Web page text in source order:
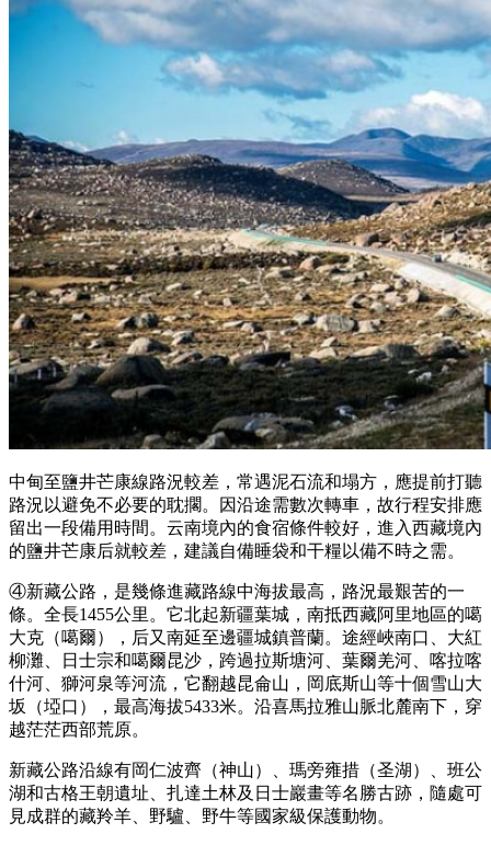
中甸至鹽井芒康線路況較差，常遇泥石流和塌方，應提前打聽
路況以避免不必要的耽擱。因沿途需數次轉車，故行程安排應
留出一段備用時間。云南境內的食宿條件較好，進入西藏境內
的鹽井芒康后就較差，建議自備睡袋和干糧以備不時之需。
④新藏公路，是幾條進藏路線中海拔最高，路況最艱苦的一
條。全長1455公里。它北起新疆葉城，南抵西藏阿里地區的噶
大克（噶爾），后又南延至邊疆城鎮普蘭。途經峽南口、大紅
柳灘、日士宗和噶爾昆沙，跨過拉斯塘河、葉爾羌河、喀拉喀
什河、獅河泉等河流，它翻越昆侖山，岡底斯山等十個雪山大
坂（埡口），最高海拔5433米。沿喜馬拉雅山脈北麓南下，穿
越茫茫西部荒原。
新藏公路沿線有岡仁波齊（神山）、瑪旁雍措（圣湖）、班公
湖和古格王朝遺址、扎達土林及日士巖畫等名勝古跡，隨處可
見成群的藏羚羊、野驢、野牛等國家級保護動物。